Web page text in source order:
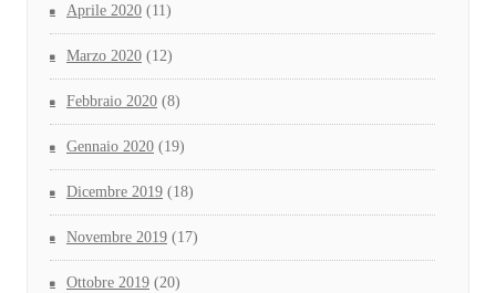
Aprile 2020 (11)
Marzo 2020 (12)
Febbraio 2020 (8)
Gennaio 2020 (19)
Dicembre 2019 (18)
Novembre 2019 (17)
Ottobre 2019 (20)